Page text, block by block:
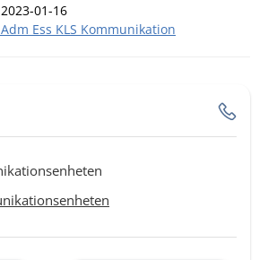
2023-01-16
Ess KLS Kommunikation